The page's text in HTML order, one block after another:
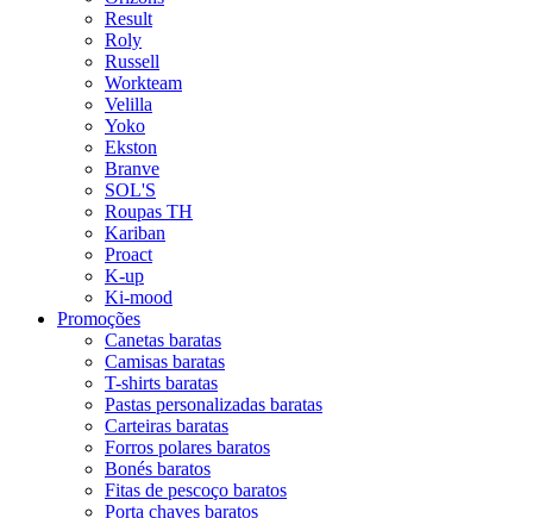
Result
Roly
Russell
Workteam
Velilla
Yoko
Ekston
Branve
SOL'S
Roupas TH
Kariban
Proact
K-up
Ki-mood
Promoções
Canetas baratas
Camisas baratas
T-shirts baratas
Pastas personalizadas baratas
Carteiras baratas
Forros polares baratos
Bonés baratos
Fitas de pescoço baratos
Porta chaves baratos